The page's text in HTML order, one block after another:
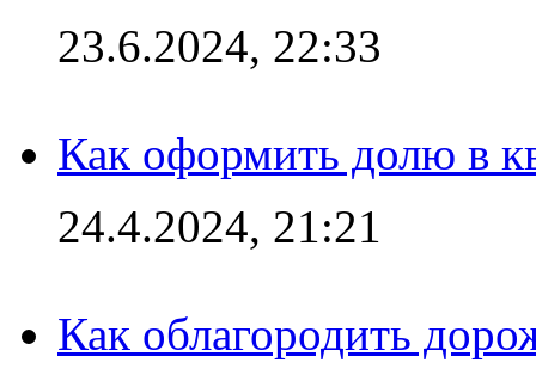
23.6.2024, 22:33
Как оформить долю в
24.4.2024, 21:21
Как облагородить